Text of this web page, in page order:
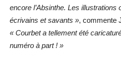
encore l’Absinthe. Les
écrivains et savants », commente
« Courbet a tellement été
numéro à part ! »